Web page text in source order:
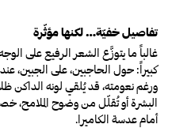
تفاصيل خفيّة… لكنها مؤثّرة
غالباً ما يتوزَّع الشعر الرفيع على
كبيراً: حول الحاجبين، على الجبين،
ورغم نعومته، قد يُلقي لونه الداكن
البشرة أو تُقلّل من وضوح الملامح،
أمام عدسة الكاميرا.